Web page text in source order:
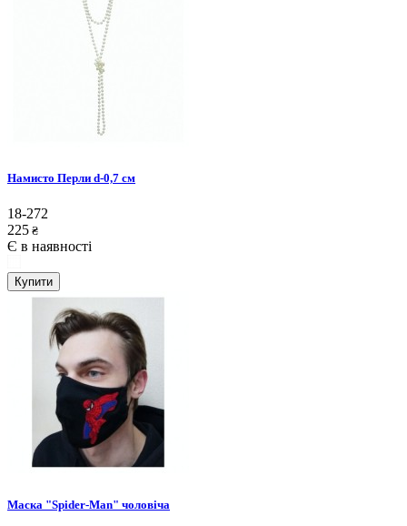
Намисто Перли d-0,7 см
18-272
225 ₴
Є в наявності
Купити
Маска "Spider-Man" чоловіча